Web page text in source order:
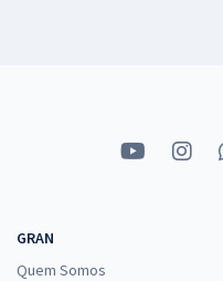
GRAN
Quem Somos